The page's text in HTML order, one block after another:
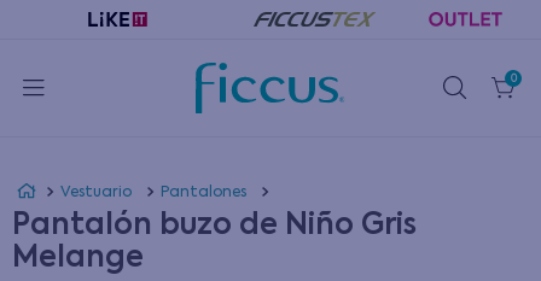
0
Vestuario Pantalones
Pantalón buzo de Niño Gris
Melange